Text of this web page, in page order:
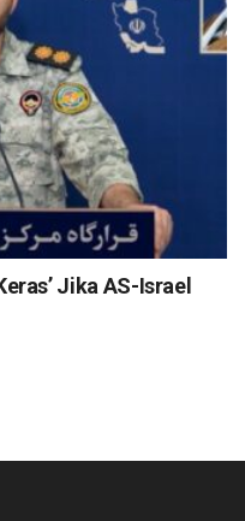
Jika AS-Israel